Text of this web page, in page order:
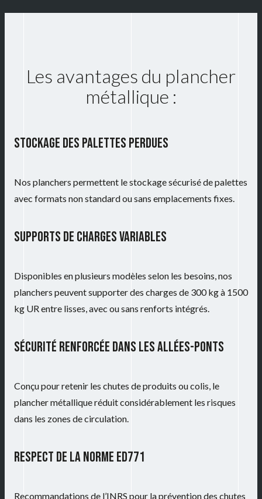
Les avantages du plancher
métallique :
STOCKAGE DES PALETTES PERDUES
Nos planchers permettent le stockage sécurisé de palettes
avec formats non standard ou sans emplacements fixes.
SUPPORTS DE CHARGES VARIABLES
Disponibles en plusieurs modèles selon les besoins, nos
planchers peuvent supporter des charges de 300 kg à 1500
kg UR entre lisses, avec ou sans renforts intégrés.
SÉCURITÉ RENFORCÉE DANS LES ALLÉES-PONTS
Conçu pour retenir les chutes de produits ou colis, le
plancher métallique réduit considérablement les risques
dans les zones de circulation.
RESPECT DE LA NORME ED771
Recommandations de l’INRS pour la prévention des chutes